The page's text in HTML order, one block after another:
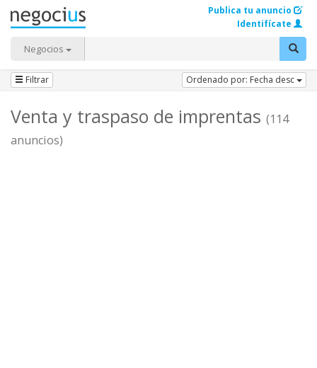
Negocios
Publica tu anuncio
Identifícate
Filtrar Ordenado por: Fecha desc
Venta y traspaso de imprentas (114
anuncios)